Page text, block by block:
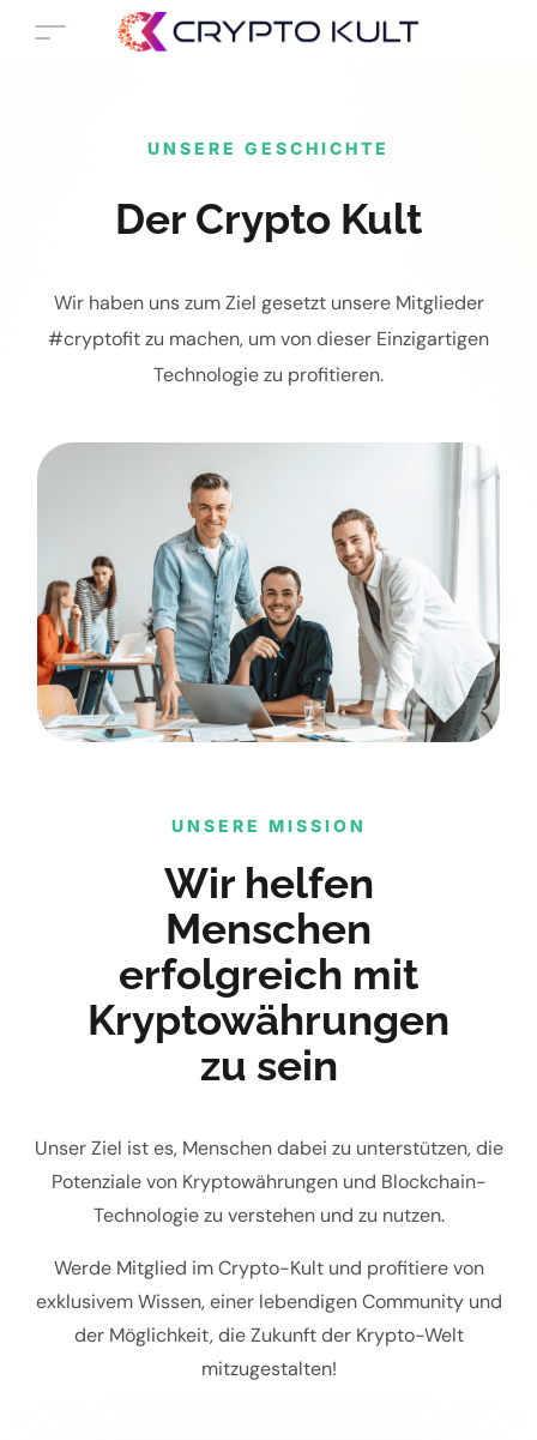
UNSERE GESCHICHTE
Der Crypto Kult
Wir haben uns zum Ziel gesetzt unsere Mitglieder
#cryptofit zu machen, um von dieser Einzigartigen
Technologie zu profitieren.
UNSERE MISSION
Wir helfen
Menschen
erfolgreich mit
Kryptowährungen
zu sein
Unser Ziel ist es, Menschen dabei zu unterstützen, die
Potenziale von Kryptowährungen und Blockchain-
Technologie zu verstehen und zu nutzen.
Werde Mitglied im Crypto-Kult und profitiere von
exklusivem Wissen, einer lebendigen Community und
der Möglichkeit, die Zukunft der Krypto-Welt
mitzugestalten!